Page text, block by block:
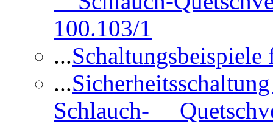
100.103/1
...
...
Schlauch-